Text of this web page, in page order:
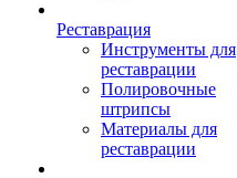
Реставрация
Инструменты для
реставрации
Полировочные
штрипсы
Материалы для
реставрации